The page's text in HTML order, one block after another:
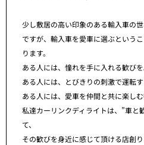
少し敷居の高い印象のある輸入車の世
ですが、輸入車を愛車に選ぶという
ります。
ある人には、憧れを手に入れる歓びを
ある人には、とびきりの刺激で運転す
ある人には、愛車を仲間と共に楽しむ
私達カーリンクディライトは、”車と
て、
その歓びを身近に感じて頂ける店創り